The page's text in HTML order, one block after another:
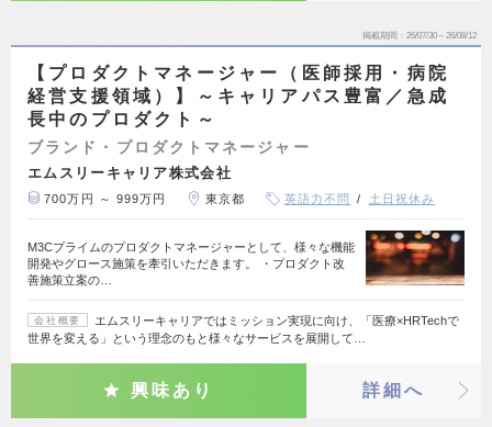
掲載期間 26/07/30～26/08/12
【プロダクトマネージャー（医師採用・病院
経営支援領域）】～キャリアパス豊富／急成
長中のプロダクト～
ブランド・プロダクトマネージャー
エムスリーキャリア株式会社
700万円 ～ 999万円 東京都 英語力不問 土日祝休み
M3Cプライムのプロダクトマネージャーとして、様々な機能
開発やグロース施策を牽引いただきます。 ・プロダクト改
善施策立案の…
会社概要
エムスリーキャリアではミッション実現に向け、「医療×HRTechで
世界を変える」という理念のもと様々なサービスを展開して…
興味あり 詳細へ